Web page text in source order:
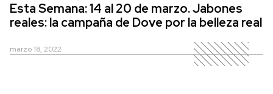
Esta Semana: 14 al 20 de marzo. Jabones
reales: la campaña de Dove por la belleza real
marzo 18, 2022